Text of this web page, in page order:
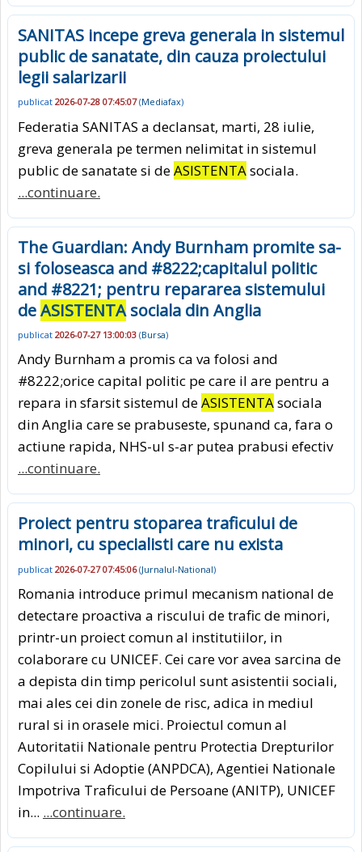
SANITAS incepe greva generala in sistemul
public de sanatate, din cauza proiectului
legii salarizarii
publicat 2026-07-28 07:45:07(Mediafax)
Federatia SANITAS a declansat, marti, 28 iulie,
greva generala pe termen nelimitat in sistemul
public de sanatate si deASISTENTAsociala.
...continuare.
The Guardian: Andy Burnham promite sa-
si foloseasca and #8222;capitalul politic
and #8221; pentru repararea sistemului
deASISTENTAsociala din Anglia
publicat 2026-07-27 13:00:03 (Bursa)
Andy Burnham a promis ca va folosi and
#8222;orice capital politic pe care il are pentru a
repara in sfarsit sistemul deASISTENTAsociala
din Anglia care se prabuseste, spunand ca, fara o
actiune rapida, NHS-ul s-ar putea prabusi efectiv
...continuare.
Proiect pentru stoparea traficului de
minori, cu specialisti care nu exista
publicat 2026-07-27 07:45:06(Jurnalul-National)
Romania introduce primul mecanism national de
detectare proactiva a riscului de trafic de minori,
printr-un proiect comun al institutiilor, in
colaborare cu UNICEF. Cei care vor avea sarcina de
a depista din timp pericolul sunt asistentii sociali,
mai ales cei din zonele de risc, adica in mediul
rural si in orasele mici. Proiectul comun al
Autoritatii Nationale pentru Protectia Drepturilor
Copilului si Adoptie (ANPDCA), Agentiei Nationale
Impotriva Traficului de Persoane (ANITP), UNICEF
in... ...continuare.